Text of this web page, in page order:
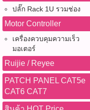
ปลั๊ก Rack 1U รวมช่อง
Motor Controller
เครื่องควบคุมความเร็ว
มอเตอร์
Ruijie / Reyee
PATCH PANEL CAT5e
CAT6 CAT7